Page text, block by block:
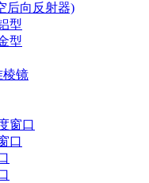
后向反射器)
型
型
棱镜
窗口
口